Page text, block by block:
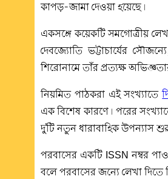
কাপড়-জামা দেওয়া হয়েছে।
একসঙ্গে কয়েকটি সমগোত্রীয়
দেবজ্যোতি ভট্টাচার্যের
শিরোনামে তাঁর প্রত্যক্ষ
নিয়মিত পাঠকরা এই সংখ্যাতে
এক বিশেষ কারণে। পরের
দু'টি নতুন ধারাবাহিক উপন্যাস
পরবাসের একটি ISSN নম্বর
বলে পরবাসের জন্যে লেখা